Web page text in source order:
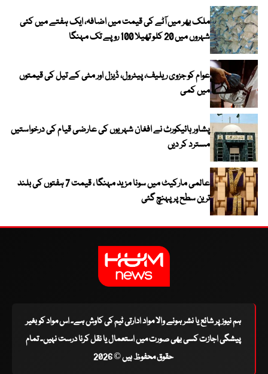
ملک بھر میں آٹے کی قیمت میں اضافہ، ایک ہفتے میں کئی
شہروں میں 20 کلو تھیلا 100 روپے تک مہنگا
عوام کو جزوی ریلیف، پیٹرول، ڈیزل اور مٹی کے تیل کی قیمتوں
میں کمی
پشاور ہائیکورٹ نے افغان شہریوں کی عارضی قیام کی درخواستیں
مسترد کر دیں
عالمی مارکیٹ میں سونا مزید مہنگا ، قیمت 7 ہفتوں کی بلند
ترین سطح پر پہنچ گئی
ہم نیوز پر شائع یا نشر ہونے والا مواد ادارتی ٹیم کی کاوش ہے۔ اس مواد کو بغیر
پیشگی اجازت کسی بھی صورت میں استعمال یا نقل کرنا درست نہیں۔ تمام
حقوق محفوظ ہیں © 2026